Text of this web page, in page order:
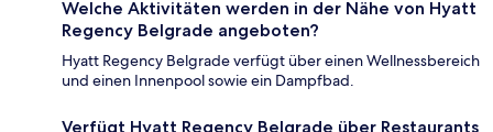
Welche Aktivitäten werden in der Nähe von Hyatt
Regency Belgrade angeboten?
Hyatt Regency Belgrade verfügt über einen Wellnessbereich
und einen Innenpool sowie ein Dampfbad.
Verfügt Hyatt Regency Belgrade über Restaurants